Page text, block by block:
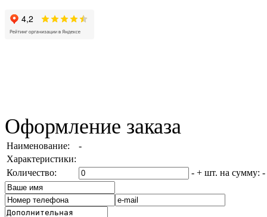
Оформление заказа
Наименование:
-
Характеристики:
Количество:
- + шт. на сумму: -